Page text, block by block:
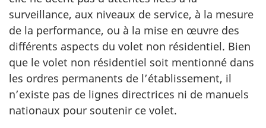
surveillance, aux niveaux de service, à la mesure
de la performance, ou à la mise en œuvre des
différents aspects du volet non résidentiel. Bien
que le volet non résidentiel soit mentionné dans
les ordres permanents de l’établissement, il
n’existe pas de lignes directrices ni de manuels
nationaux pour soutenir ce volet.